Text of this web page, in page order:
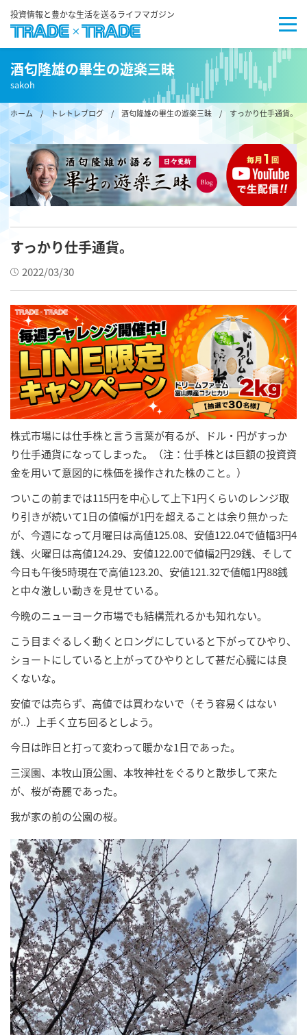
投資情報と豊かな生活を送るライフマガジン
酒匂隆雄の畢生の遊楽三昧
sakoh
ホーム/ トレトレブログ / 酒匂隆雄の畢生の遊楽三昧 / すっかり仕手通貨。
すっかり仕手通貨。
2022/03/30
株式市場には仕手株と言う言葉が有るが、ドル・円がすっか
り仕手通貨になってしまった。（注：仕手株とは巨額の投資資
金を用いて意図的に株価を操作された株のこと。）
ついこの前までは115円を中心して上下1円くらいのレンジ取
り引きが続いて1日の値幅が1円を超えることは余り無かった
が、今週になって月曜日は高値125.08、安値122.04で値幅3円4
銭、火曜日は高値124.29、安値122.00で値幅2円29銭、そして
今日も午後5時現在で高値123.20、安値121.32で値幅1円88銭
と中々激しい動きを見せている。
今晩のニューヨーク市場でも結構荒れるかも知れない。
こう目まぐるしく動くとロングにしていると下がってひやり、
ショートにしていると上がってひやりとして甚だ心臓には良
くないな。
安値では売らず、高値では買わないで（そう容易くはない
が..）上手く立ち回るとしよう。
今日は昨日と打って変わって暖かな1日であった。
三渓園、本牧山頂公園、本牧神社をぐるりと散歩して来た
が、桜が奇麗であった。
我が家の前の公園の桜。